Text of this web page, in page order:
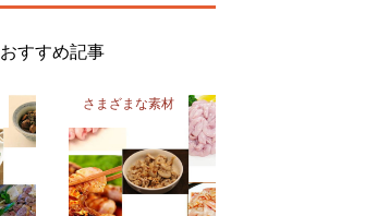
おすすめ記事
さまざまな素材